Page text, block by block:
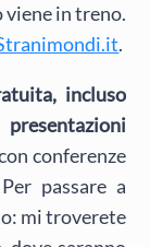
viene in treno.
.
incluso
conferenze
passare a
mi troverete